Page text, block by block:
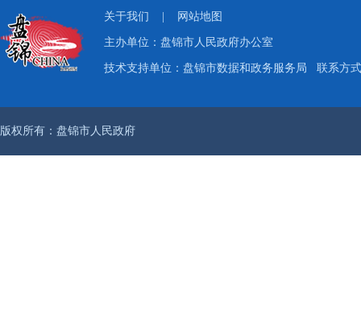
关于我们 网站地图
主办单位：盘锦市人民政府办公室
技术支持单位：盘锦市数据和政务服务局 联系方
版权所有：盘锦市人民政府